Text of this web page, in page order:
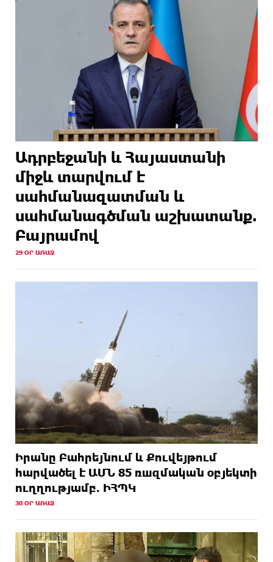
Ադրբեջանի և Հայաստանի
միջև տարվում է
սահմանազատման և
սահմանագծման աշխատանք.
Բայրամով
29 ՕՐ ԱՌԱՋ
Իրանը Բահրեյնում և Քուվեյթում
hարվածել է ԱՄՆ 85 ռшզմական օբյեկտի
ուղղությամբ. ԻՀՊԿ
30 ՕՐ ԱՌԱՋ